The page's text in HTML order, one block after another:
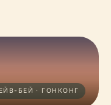
БЕЙ · ГОНКОНГ